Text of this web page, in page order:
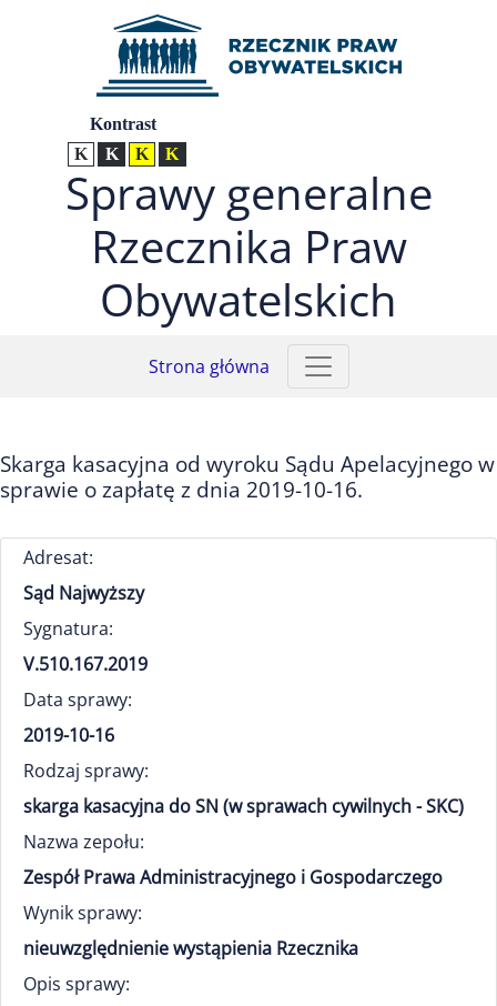
Przejdź do menu głównego (nacisnij Enter)
Przejdź do treści (nacisnij Enter)
Przejdź do mapy serwisu (nacisnij Enter)
UstawieniaKontrast
Kontrast normalny
Kontrast biały tekst na czarnym
Kontrast czarny tekst na żółtym
Sprawy generalne
Rzecznika Praw
Obywatelskich
Strona główna
Skarga kasacyjna od wyroku Sądu Apelacyjnego w
sprawie o zapłatę z dnia 2019-10-16.
Adresat:
Sąd Najwyższy
Sygnatura:
V.510.167.2019
Data sprawy:
2019-10-16
Rodzaj sprawy:
skarga kasacyjna do SN (w sprawach cywilnych - SKC)
Nazwa zepołu:
Zespół Prawa Administracyjnego i Gospodarczego
Wynik sprawy:
nieuwzględnienie wystąpienia Rzecznika
Opis sprawy: